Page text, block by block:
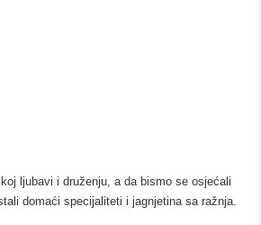
ljubavi i druženju, a da bismo se osjećali
domaći specijaliteti i jagnjetina sa ražnja.